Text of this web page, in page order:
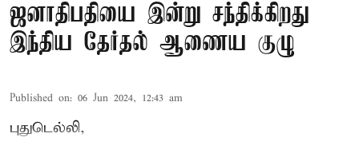
ஜனாதிபதியை இன்று சந்திக்கிறது
இந்திய தேர்தல் ஆணைய குழு
Published on: 06 Jun 2024, 12:43 am
புதுடெல்லி,